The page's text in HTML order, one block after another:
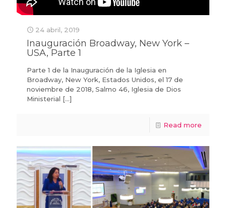
24 abril, 2019
Inauguración Broadway, New York –
USA, Parte 1
Parte 1 de la Inauguración de la Iglesia en
Broadway, New York, Estados Unidos, el 17 de
noviembre de 2018, Salmo 46, Iglesia de Dios
Ministerial […]
Read more